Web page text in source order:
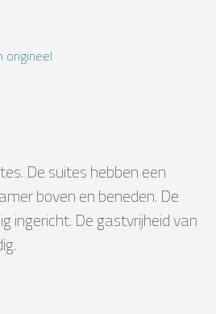
origineel
De suites hebben een
boven en beneden. De
ingericht. De gastvrijheid van